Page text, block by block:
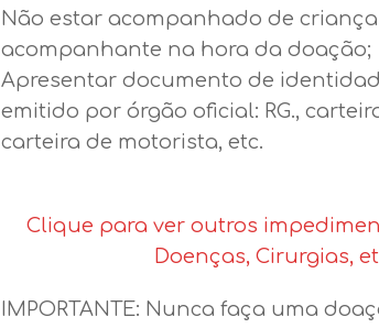
Não estar acompanhado de
acompanhante na hora da doação;
Apresentar documento de
emitido por órgão oficial: RG.,
carteira de motorista, etc.
Clique para ver outros
Doenças, Cirurgias,
IMPORTANTE: Nunca faça uma